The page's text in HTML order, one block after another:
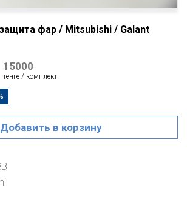
фар / Mitsubishi / Galant
15000
тенге / комплект
Добавить в корзину